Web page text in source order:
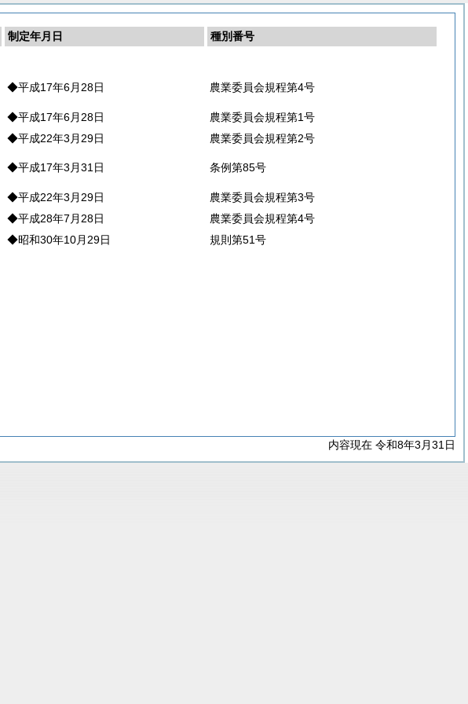
制定年月日
種別番号
◆平成17年6月28日 農業委員会規程第4号
◆平成17年6月28日
農業委員会規程第1号
◆平成22年3月29日
農業委員会規程第2号
◆平成17年3月31日 条例第85号
◆平成22年3月29日
農業委員会規程第3号
◆平成28年7月28日
農業委員会規程第4号
◆昭和30年10月29日 規則第51号
内容現在 令和8年3月31日